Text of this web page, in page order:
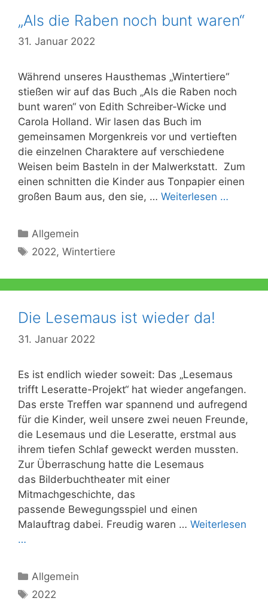
„Als die Raben noch bunt waren“
31. Januar 2022
Während unseres Hausthemas „Wintertiere“
stießen wir auf das Buch „Als die Raben noch
bunt waren“ von Edith Schreiber-Wicke und
Carola Holland. Wir lasen das Buch im
gemeinsamen Morgenkreis vor und vertieften
die einzelnen Charaktere auf verschiedene
Weisen beim Basteln in der Malwerkstatt. Zum
einen schnitten die Kinder aus Tonpapier einen
großen Baum aus, den sie, … Weiterlesen …
Kategorien
Allgemein
Schlagwörter
2022,Wintertiere
Die Lesemaus ist wieder da!
31. Januar 2022
Es ist endlich wieder soweit: Das „Lesemaus
trifft Leseratte-Projekt“ hat wieder angefangen.
Das erste Treffen war spannend und aufregend
für die Kinder, weil unsere zwei neuen Freunde,
die Lesemaus und die Leseratte, erstmal aus
ihrem tiefen Schlaf geweckt werden mussten.
Zur Überraschung hatte die Lesemaus
das Bilderbuchtheater mit einer
Mitmachgeschichte, das
passende Bewegungsspiel und einen
Malauftrag dabei. Freudig waren … Weiterlesen
…
Kategorien
Allgemein
Schlagwörter
2022